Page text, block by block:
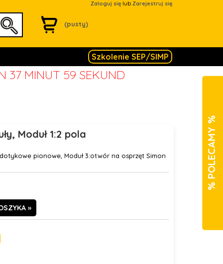
Zaloguj się lub Zarejestruj się
(pusty)
Szkolenie SEP/SIMP
37 MINUT 59 SEKUND
Moduł 1:2 pola
pionowe, Moduł 3:otwór na osprzęt Simon % POLECAMY %